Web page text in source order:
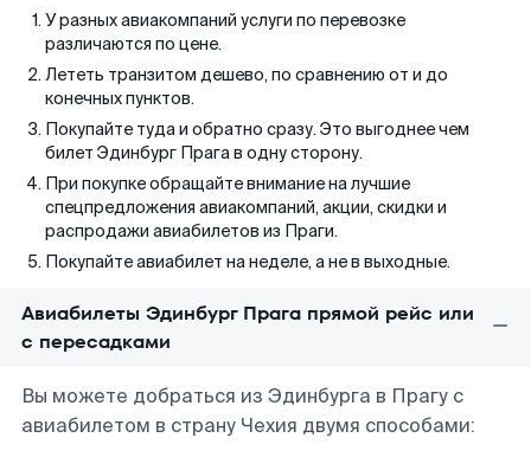
У разных авиакомпаний услуги по перевозке
различаются по цене.
Лететь транзитом дешево, по сравнению от и до
конечных пунктов.
Покупайте туда и обратно сразу. Это выгоднее чем
билет Эдинбург Прага в одну сторону.
При покупке обращайте внимание на лучшие
спецпредложения авиакомпаний, акции, скидки и
распродажи авиабилетов из Праги.
Покупайте авиабилет на неделе, а не в выходные.
Авиабилеты Эдинбург Прага прямой рейс или
с пересадками
Вы можете добраться из Эдинбурга в Прагу с
авиабилетом в страну Чехия двумя способами: